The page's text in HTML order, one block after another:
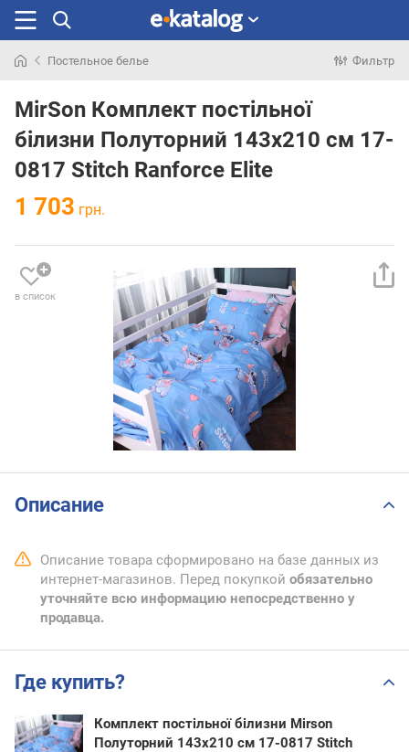
раньше
Постельное белье Фильтр
MirSon Комплект постільної
білизни Полуторний 143х210 см 17-
0817 Stitch Ranforce Elite
1 703 грн.
в список
Описание
Описание товара сформировано на базе данных из
интернет-магазинов. Перед покупкой обязательно
уточняйте всю информацию непосредственно у
продавца.
Где купить?
Комплект постільної білизни Mirson
Полуторний 143х210 см 17-0817 Stitch